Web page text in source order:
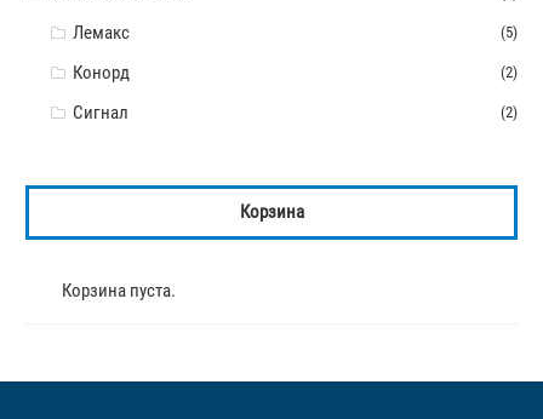
Лемакс (5)
Конорд (2)
Сигнал (2)
Корзина
Корзина пуста.